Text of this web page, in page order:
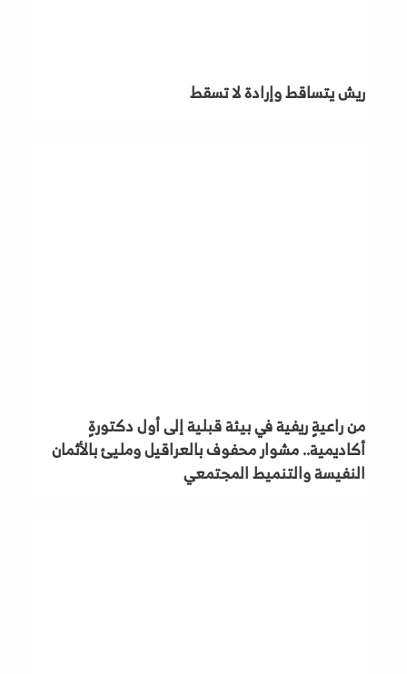
ريش يتساقط وإرادة لا تسقط
من راعيةٍ ريفية في بيئة قبلية إلى أول دكتورةٍ
أكاديمية.. مشوار محفوف بالعراقيل ومليئ بالأثمان
النفيسة والتنميط المجتمعي